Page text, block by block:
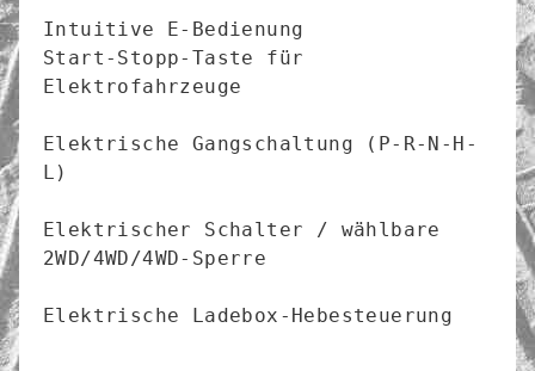
Intuitive E-Bedienung
Start-Stopp-Taste für
Elektrofahrzeuge
Elektrische Gangschaltung (P-R-N-H-
L)
Elektrischer Schalter / wählbare
2WD/4WD/4WD-Sperre
Elektrische Ladebox-Hebesteuerung